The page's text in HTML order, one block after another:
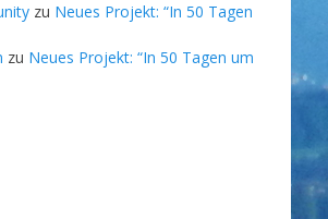
zu Neues Projekt: “In 50 Tagen
zu Neues Projekt: “In 50 Tagen um